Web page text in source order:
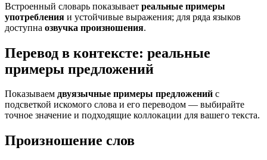
Встроенный словарь показывает реальные примеры
употребления и устойчивые выражения; для ряда языков
доступна озвучка произношения.
Перевод в контексте: реальные
примеры предложений
Показываем двуязычные примеры предложений с
подсветкой искомого слова и его переводом — выбирайте
точное значение и подходящие коллокации для вашего текста.
Произношение слов